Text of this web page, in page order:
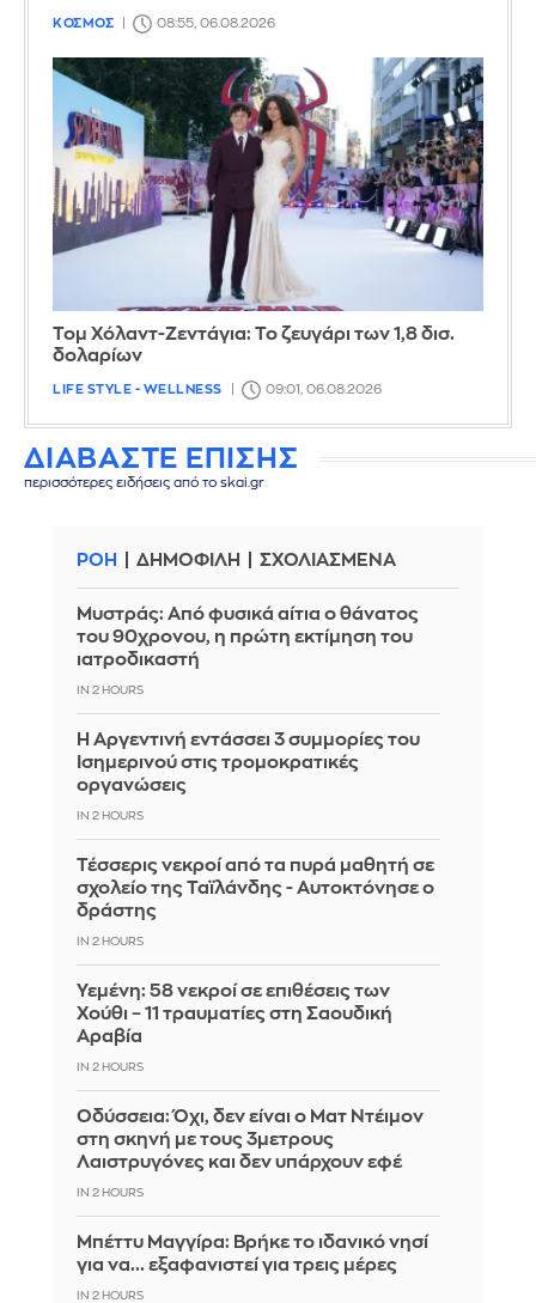
ΚΟΣΜΟΣ 08:55, 06.08.2026
Τομ Χόλαντ-Ζεντάγια: Το ζευγάρι των 1,8 δισ.
δολαρίων
LIFE STYLE - WELLNESS 09:01, 06.08.2026
ΔΙΑΒΑΣΤΕ ΕΠΙΣΗΣ
περισσότερες ειδήσεις από το skai.gr
ΡΟΗ ΔΗΜΟΦΙΛΗ ΣΧΟΛΙΑΣΜΕΝΑ
Μυστράς: Από φυσικά αίτια ο θάνατος
του 90χρονου, η πρώτη εκτίμηση του
ιατροδικαστή
IN 2 HOURS
Η Αργεντινή εντάσσει 3 συμμορίες του
Ισημερινού στις τρομοκρατικές
οργανώσεις
IN 2 HOURS
Τέσσερις νεκροί από τα πυρά μαθητή σε
σχολείο της Ταϊλάνδης - Αυτοκτόνησε ο
δράστης
IN 2 HOURS
Υεμένη: 58 νεκροί σε επιθέσεις των
Χούθι – 11 τραυματίες στη Σαουδική
Αραβία
IN 2 HOURS
Οδύσσεια: Όχι, δεν είναι ο Ματ Ντέιμον
στη σκηνή με τους 3μετρους
Λαιστρυγόνες και δεν υπάρχουν εφέ
IN 2 HOURS
Μπέττυ Μαγγίρα: Βρήκε το ιδανικό νησί
για να... εξαφανιστεί για τρεις μέρες
IN 2 HOURS